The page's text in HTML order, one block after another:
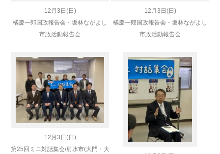
12月3日(日)
橘慶一郎国政報告会・坂林ながよし
市政活動報告会
12月3日(日)
橘慶一郎国政報告会・坂林ながよし
市政活動報告会
12月3日(日)
第25回ミニ対話集会/射水市(大門・大